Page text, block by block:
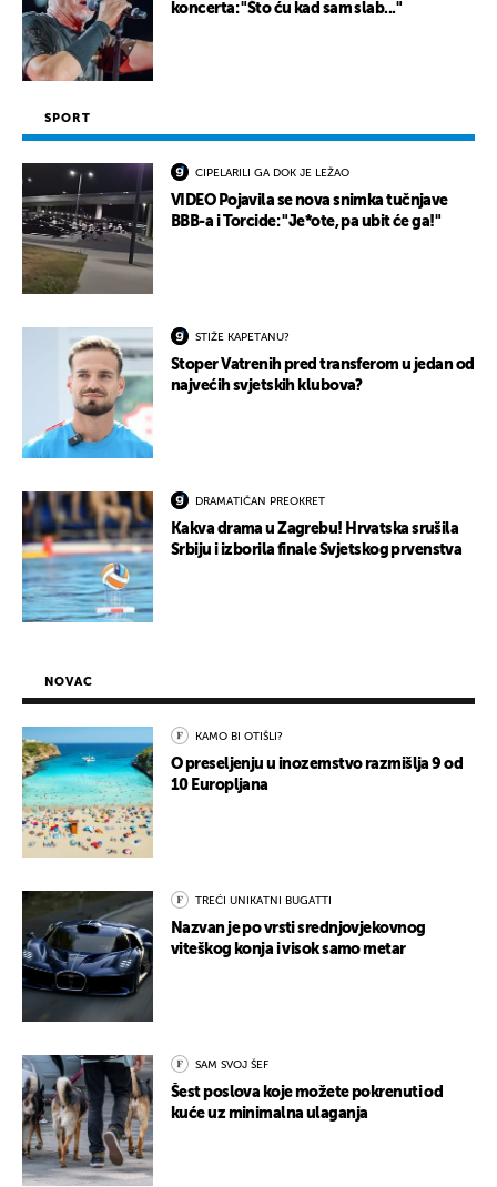
koncerta: "Što ću kad sam slab..."
SPORT
CIPELARILI GA DOK JE LEŽAO
VIDEO Pojavila se nova snimka tučnjave
BBB-a i Torcide: "Je*ote, pa ubit će ga!"
STIŽE KAPETANU?
Stoper Vatrenih pred transferom u jedan od
najvećih svjetskih klubova?
DRAMATIČAN PREOKRET
Kakva drama u Zagrebu! Hrvatska srušila
Srbiju i izborila finale Svjetskog prvenstva
NOVAC
KAMO BI OTIŠLI?
O preseljenju u inozemstvo razmišlja 9 od
10 Europljana
TREĆI UNIKATNI BUGATTI
Nazvan je po vrsti srednjovjekovnog
viteškog konja i visok samo metar
SAM SVOJ ŠEF
Šest poslova koje možete pokrenuti od
kuće uz minimalna ulaganja